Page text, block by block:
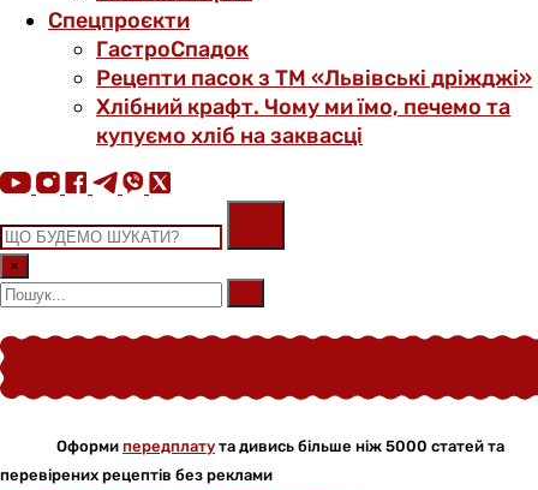
Спецпроєкти
ГастроСпадок
Рецепти пасок з ТМ «Львівські дріжджі»
Хлібний крафт. Чому ми їмо, печемо та
купуємо хліб на заквасці
×
Оформи передплату та дивись більше ніж 5000 статей та
перевірених рецептів без реклами